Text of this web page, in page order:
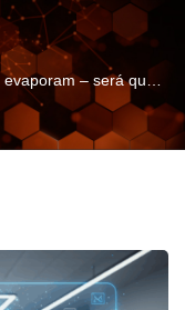
que o teu marketing es…